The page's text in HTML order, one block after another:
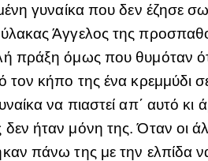
γυναίκα που δεν έζησε
Άγγελος της
πράξη όμως που θυμόταν
τον κήπο της ένα κρεμμύδι
να πιαστεί απ΄ αυτό
ήταν μόνη της. Όταν οι
πάνω της με την ελπίδα